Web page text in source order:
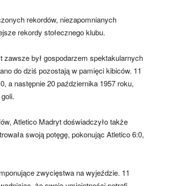
rekordów, niezapomnianych
rekordy stołecznego klubu.
zawsze był gospodarzem spektakularnych
do dziś pozostają w pamięci kibiców. 11
a następnie 20 października 1957 roku,
Atletico Madryt doświadczyło także
swoją potęgę, pokonując Atletico 6:0,
zwycięstwa na wyjeździe. 11